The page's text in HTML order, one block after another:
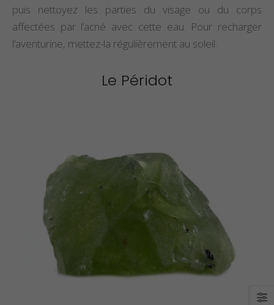
puis nettoyez les parties du visage ou du corps
affectées par l’acné avec cette eau. Pour recharger
l’aventurine, mettez-la régulièrement au soleil.
Le Péridot